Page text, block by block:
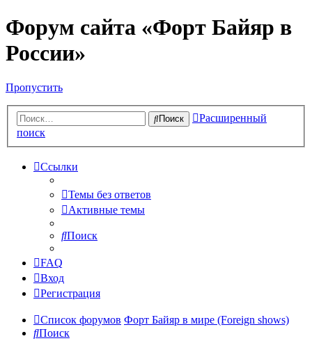
Форум сайта «Форт Байяр в
России»
Пропустить
Поиск
Расширенный
поиск
Ссылки
Темы без ответов
Активные темы
Поиск
FAQ
Вход
Регистрация
Список форумов Форт Байяр в мире (Foreign shows)
Поиск